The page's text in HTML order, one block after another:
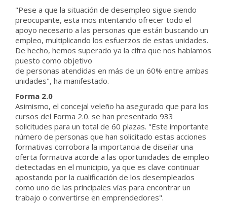
"Pese a que la situación de desempleo sigue siendo
preocupante, esta mos intentando ofrecer todo el
apoyo necesario a las personas que están buscando un
empleo, multiplicando los esfuerzos de estas unidades.
De hecho, hemos superado ya la cifra que nos habíamos
puesto como objetivo
de personas atendidas en más de un 60% entre ambas
unidades", ha manifestado.
Forma 2.0
Asimismo, el concejal veleño ha asegurado que para los
cursos del Forma 2.0. se han presentado 933
solicitudes para un total de 60 plazas. "Este importante
número de personas que han solicitado estas acciones
formativas corrobora la importancia de diseñar una
oferta formativa acorde a las oportunidades de empleo
detectadas en el municipio, ya que es clave continuar
apostando por la cualificación de los desempleados
como uno de las principales vías para encontrar un
trabajo o convertirse en emprendedores".